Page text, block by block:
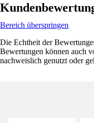
Bereich überspringen
Die Echtheit der
Bewertungen können auch
nachweislich genutzt oder